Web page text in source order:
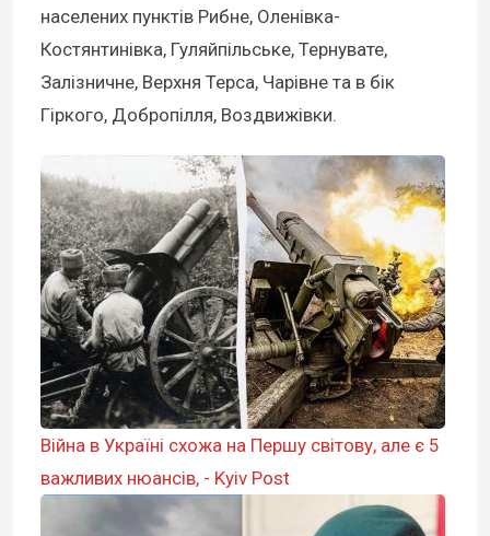
населених пунктів Рибне, Оленівка-
Костянтинівка, Гуляйпільське, Тернувате,
Залізничне, Верхня Терса, Чарівне та в бік
Гіркого, Добропілля, Воздвижівки.
Війна в Україні схожа на Першу світову, але є 5
важливих нюансів, - Kyiv Post